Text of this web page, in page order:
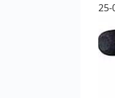
25-